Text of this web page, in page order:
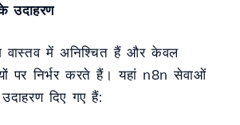
उदाहरण
वास्तव में अनिश्चित हैं और केवल
पर निर्भर करते हैं। यहां n8n सेवाओं
दिए गए हैं: